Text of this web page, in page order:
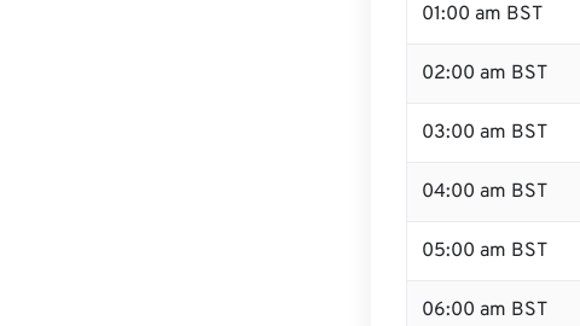
01:00 am BST
02:00 am BST
03:00 am BST
04:00 am BST
05:00 am BST
06:00 am BST